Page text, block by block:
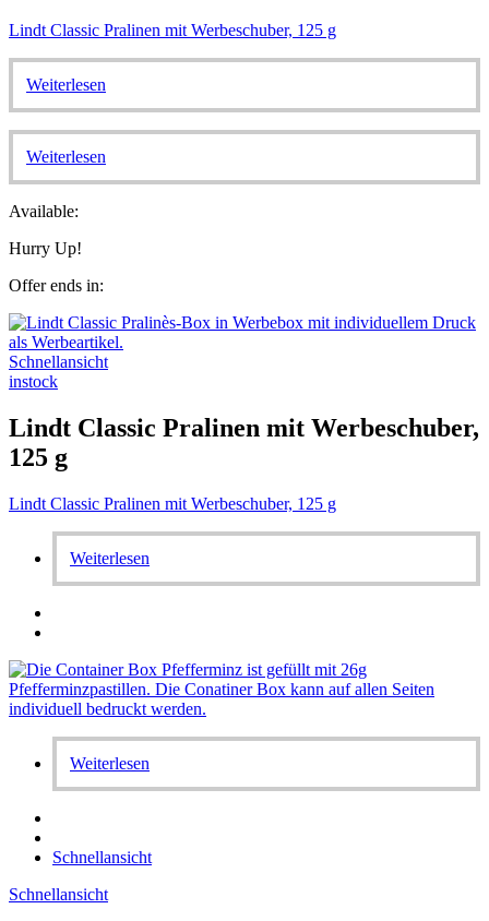
Lindt Classic Pralinen mit Werbeschuber, 125 g
Weiterlesen
Weiterlesen
Available:
Hurry Up!
Offer ends in:
Schnellansicht
instock
Lindt Classic Pralinen mit Werbeschuber,
125 g
Lindt Classic Pralinen mit Werbeschuber, 125 g
Weiterlesen
Weiterlesen
Schnellansicht
Schnellansicht